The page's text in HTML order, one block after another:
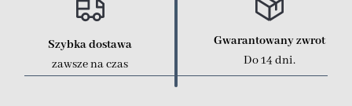
Szybka dostawa
zawsze na czas
Gwarantowany zwrot
Do 14 dni.